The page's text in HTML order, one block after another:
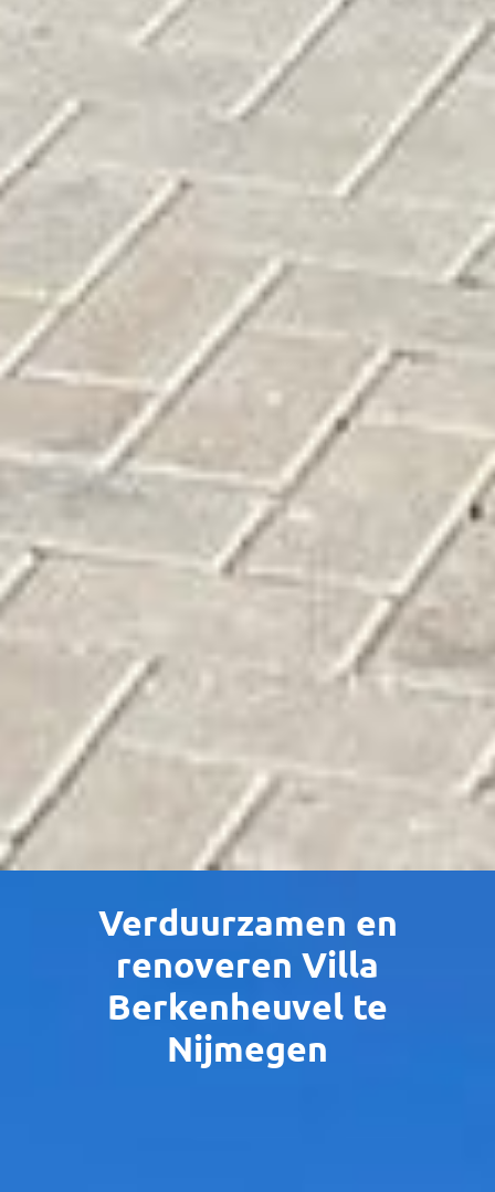
Verduurzamen en
renoveren Villa
Berkenheuvel te
Nijmegen